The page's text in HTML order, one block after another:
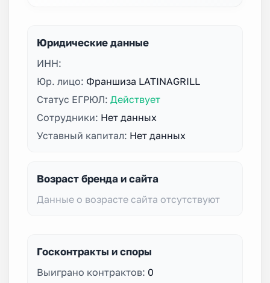
Юридические данные
ИНН:
Юр. лицо: Франшиза LATINAGRILL
Статус ЕГРЮЛ: Действует
Сотрудники: Нет данных
Уставный капитал: Нет данных
Возраст бренда и сайта
Данные о возрасте сайта отсутствуют
Госконтракты и споры
Выиграно контрактов: 0